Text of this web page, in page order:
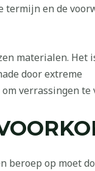
en de
materialen. Het
door extreme
verrassingen te
op moet